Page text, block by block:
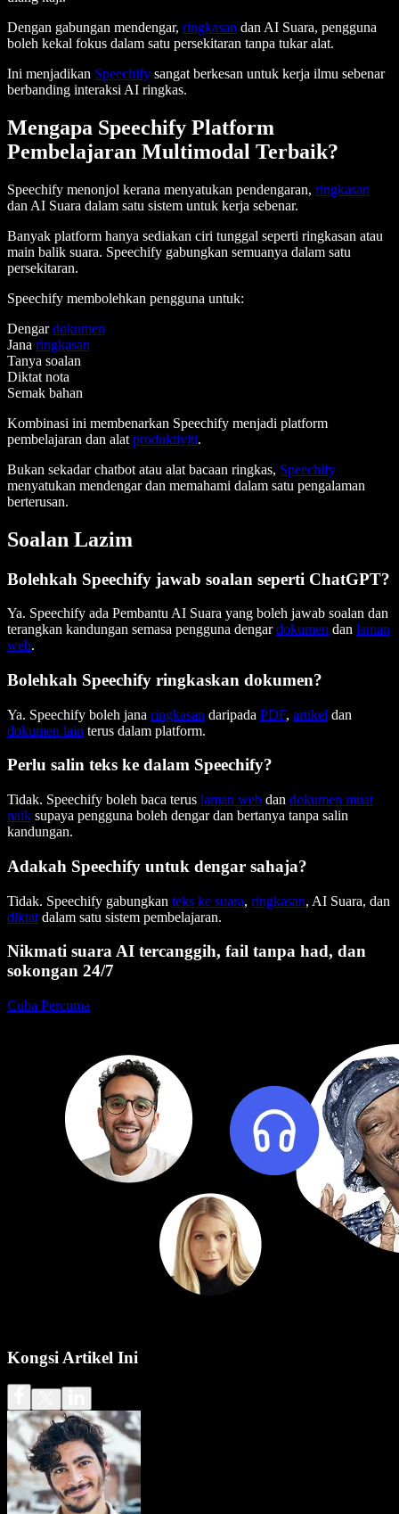
Dengan gabungan mendengar, ringkasan dan AI Suara, pengguna
boleh kekal fokus dalam satu persekitaran tanpa tukar alat.
Ini menjadikan Speechify sangat berkesan untuk kerja ilmu sebenar
berbanding interaksi AI ringkas.
Mengapa Speechify Platform
Pembelajaran Multimodal Terbaik?
Speechify menonjol kerana menyatukan pendengaran, ringkasan
dan AI Suara dalam satu sistem untuk kerja sebenar.
Banyak platform hanya sediakan ciri tunggal seperti ringkasan atau
main balik suara. Speechify gabungkan semuanya dalam satu
persekitaran.
Speechify membolehkan pengguna untuk:
Dengardokumen
Jana ringkasan
Tanya soalan
Diktat nota
Semak bahan
Kombinasi ini membenarkan Speechify menjadi platform
pembelajaran dan alat produktiviti.
Bukan sekadar chatbot atau alat bacaan ringkas, Speechify
menyatukan mendengar dan memahami dalam satu pengalaman
berterusan.
Soalan Lazim
Bolehkah Speechify jawab soalan seperti ChatGPT?
Ya. Speechify ada Pembantu AI Suara yang boleh jawab soalan dan
terangkan kandungan semasa pengguna dengardokumen dan laman
web.
Bolehkah Speechify ringkaskan dokumen?
Ya. Speechify boleh jana ringkasan daripada PDF, artikel dan
dokumen lain terus dalam platform.
Perlu salin teks ke dalam Speechify?
Tidak. Speechify boleh baca terus laman web dan dokumen muat
naik supaya pengguna boleh dengar dan bertanya tanpa salin
kandungan.
Adakah Speechify untuk dengar sahaja?
Tidak. Speechify gabungkan teks ke suara, ringkasan, AI Suara, dan
diktat dalam satu sistem pembelajaran.
Nikmati suara AI tercanggih, fail tanpa had, dan
sokongan 24/7
Cuba Percuma
Kongsi Artikel Ini